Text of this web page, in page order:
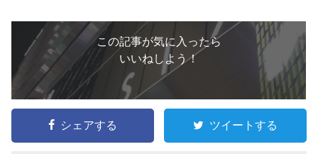
この記事が気に入ったら
いいねしよう！
シェアする ツイートする